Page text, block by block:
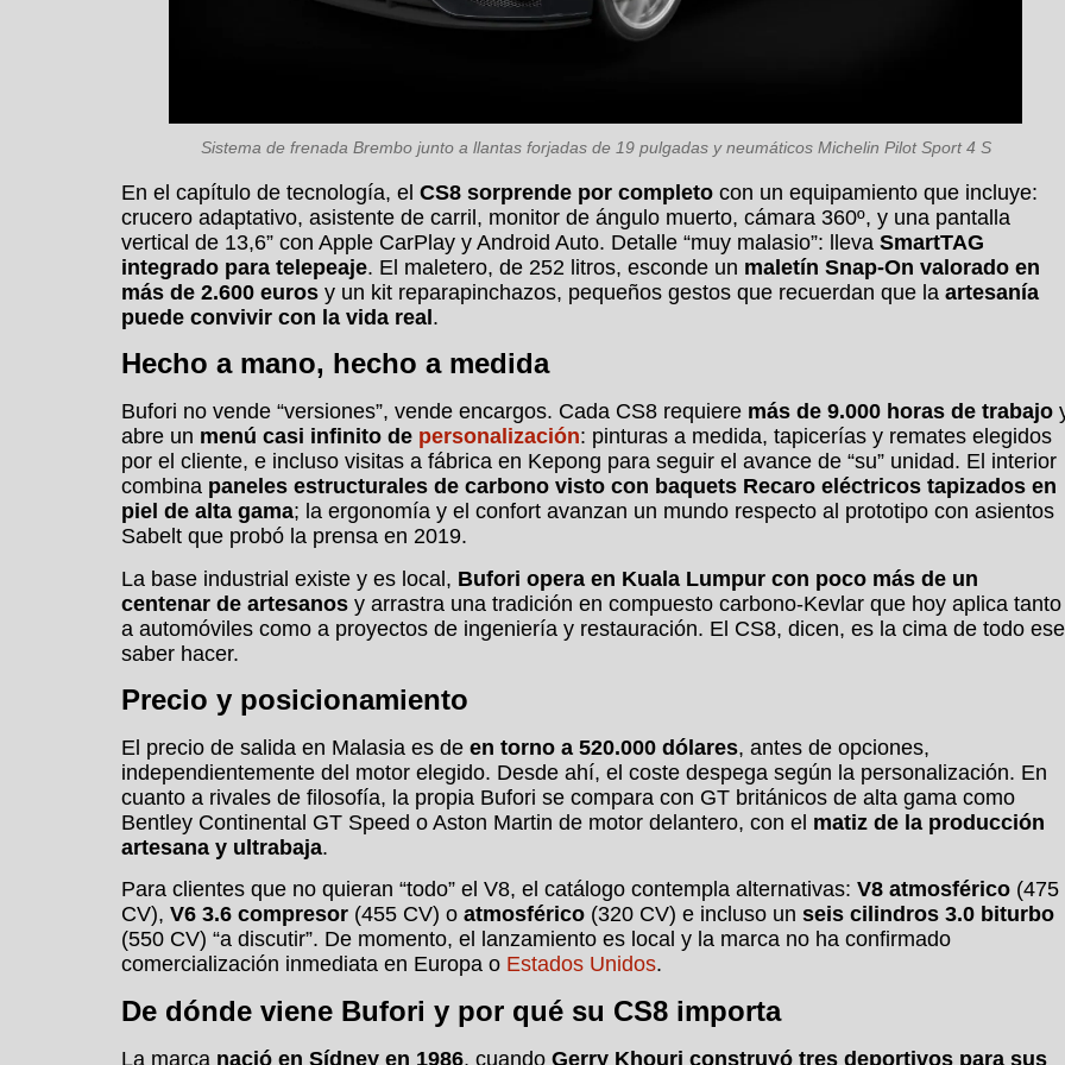
Sistema de frenada Brembo junto a llantas forjadas de 19 pulgadas y neumáticos Michelin Pilot Sport 4 S
En el capítulo de tecnología, el CS8 sorprende por completo con un equipamiento que incluye:
crucero adaptativo, asistente de carril, monitor de ángulo muerto, cámara 360º, y una pantalla
vertical de 13,6” con Apple CarPlay y Android Auto. Detalle “muy malasio”: lleva SmartTAG
integrado para telepeaje. El maletero, de 252 litros, esconde un maletín Snap-On valorado en
más de 2.600 euros y un kit reparapinchazos, pequeños gestos que recuerdan que la artesanía
puede convivir con la vida real.
Hecho a mano, hecho a medida
Bufori no vende “versiones”, vende encargos. Cada CS8 requiere más de 9.000 horas de trabajo
abre un menú casi infinito de personalización: pinturas a medida, tapicerías y remates elegidos
por el cliente, e incluso visitas a fábrica en Kepong para seguir el avance de “su” unidad. El interior
combina paneles estructurales de carbono visto con baquets Recaro eléctricos tapizados en
piel de alta gama; la ergonomía y el confort avanzan un mundo respecto al prototipo con asientos
Sabelt que probó la prensa en 2019.
La base industrial existe y es local, Bufori opera en Kuala Lumpur con poco más de un
centenar de artesanos y arrastra una tradición en compuesto carbono-Kevlar que hoy aplica tanto
a automóviles como a proyectos de ingeniería y restauración. El CS8, dicen, es la cima de todo ese
saber hacer.
Precio y posicionamiento
El precio de salida en Malasia es de en torno a 520.000 dólares, antes de opciones,
independientemente del motor elegido. Desde ahí, el coste despega según la personalización. En
cuanto a rivales de filosofía, la propia Bufori se compara con GT británicos de alta gama como
Bentley Continental GT Speed o Aston Martin de motor delantero, con el matiz de la producción
artesana y ultrabaja.
Para clientes que no quieran “todo” el V8, el catálogo contempla alternativas: V8 atmosférico (475
CV), V6 3.6 compresor (455 CV) o atmosférico (320 CV) e incluso un seis cilindros 3.0 biturbo
(550 CV) “a discutir”. De momento, el lanzamiento es local y la marca no ha confirmado
comercialización inmediata en Europa o Estados Unidos.
De dónde viene Bufori y por qué su CS8 importa
La marca nació en Sídney en 1986, cuando Gerry Khouri construyó tres deportivos para sus